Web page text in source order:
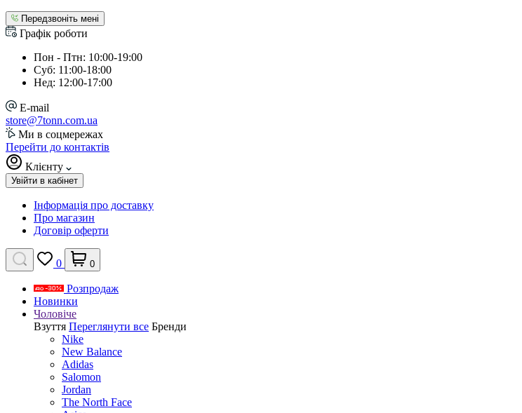
Передзвоніть мені
Графік роботи
Пон - Птн: 10:00-19:00
Суб: 11:00-18:00
Нед: 12:00-17:00
E-mail
store@7tonn.com.ua
Ми в соцмережах
Перейти до контактів
Клієнту
Увійти в кабінет
Інформація про доставку
Про магазин
Договір оферти
0 0
Розпродаж
Новинки
Чоловіче
Взуття Переглянути все Бренди
Nike
New Balance
Adidas
Salomon
Jordan
The North Face